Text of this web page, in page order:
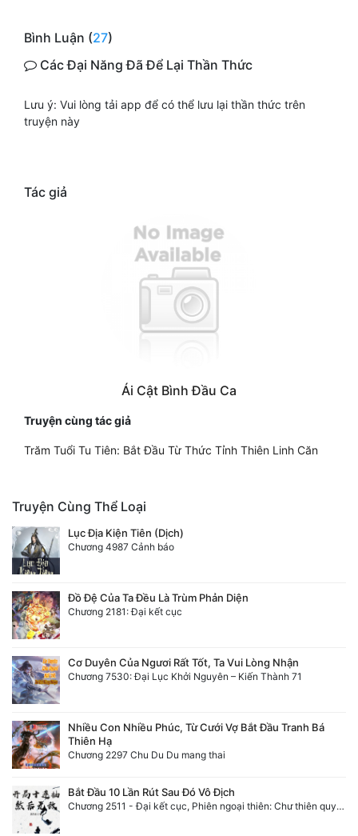
Bình Luận (27)
Các Đại Năng Đã Để Lại Thần Thức
Lưu ý: Vui lòng tải app để có thể lưu lại thần thức trên
truyện này
Tác giả
Ái Cật Bình Đầu Ca
Truyện cùng tác giả
Trăm Tuổi Tu Tiên: Bắt Đầu Từ Thức Tỉnh Thiên Linh Căn
Truyện Cùng Thể Loại
Lục Địa Kiện Tiên (Dịch)
Chương 4987 Cảnh báo
Đồ Đệ Của Ta Đều Là Trùm Phản Diện
Chương 2181: Đại kết cục
Cơ Duyên Của Ngươi Rất Tốt, Ta Vui Lòng Nhận
Chương 7530: Đại Lục Khởi Nguyên – Kiến Thành 71
Nhiều Con Nhiều Phúc, Từ Cưới Vợ Bắt Đầu Tranh Bá
Thiên Hạ
Chương 2297 Chu Du Du mang thai
Bắt Đầu 10 Lần Rút Sau Đó Vô Địch
Chương 2511 - Đại kết cục, Phiên ngoại thiên: Chư thiên quy nhất giới, vĩnh hằng thế giới. Hết!